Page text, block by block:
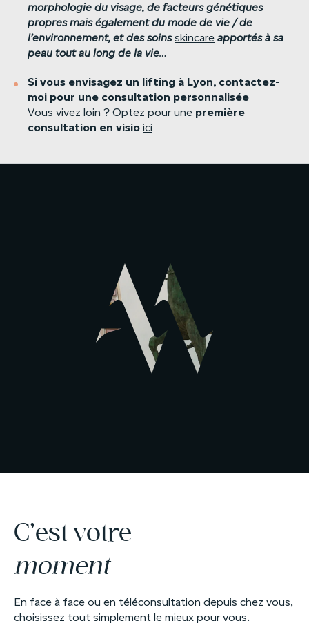
morphologie du visage, de facteurs génétiques
propres mais également du mode de vie / de
l’environnement, et des soins skincare apportés à sa
peau tout au long de la vie…
Si vous envisagez un lifting à Lyon, contactez-
moi pour une consultation personnalisée
Vous vivez loin ? Optez pour une première
consultation en visio ici
C’est votre
moment
En face à face ou en téléconsultation depuis chez vous,
choisissez tout simplement le mieux pour vous.